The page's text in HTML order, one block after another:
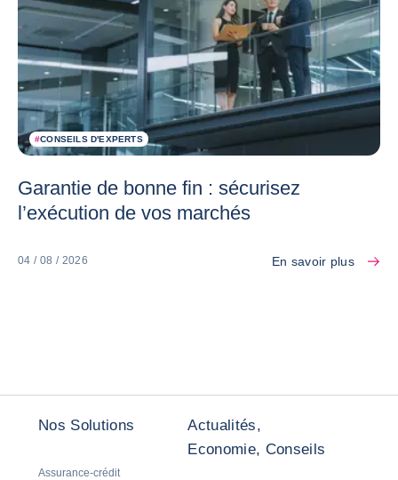
#CONSEILS D'EXPERTS
Garantie de bonne fin : sécurisez
l’exécution de vos marchés
04 / 08 / 2026 En savoir plus
Nos Solutions
Assurance-crédit
Actualités,
Economie, Conseils